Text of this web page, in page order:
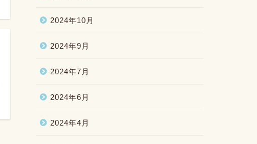
2024年10月
2024年9月
2024年7月
2024年6月
2024年4月